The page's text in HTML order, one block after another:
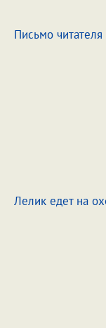
Письмо читателя
Лелик едет на